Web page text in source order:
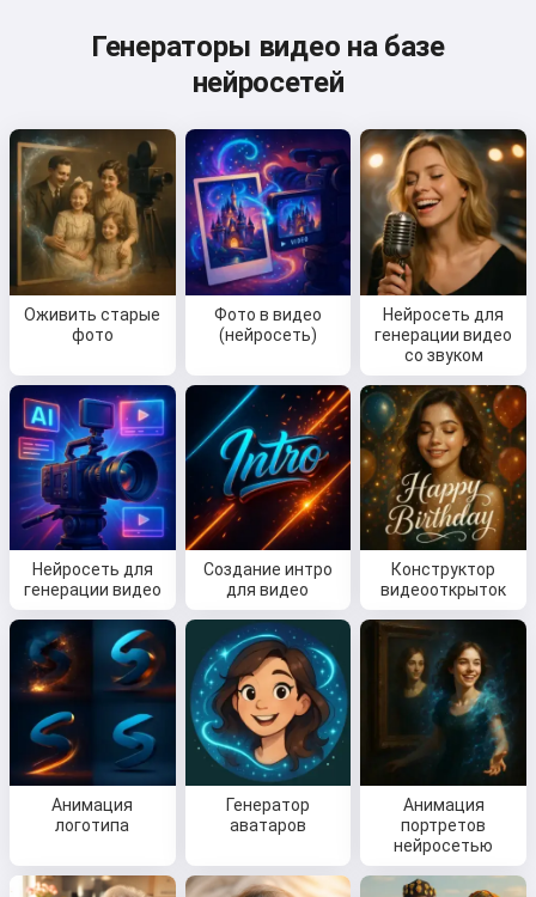
Генераторы видео на базе
нейросетей
Оживить старые
фото
Фото в видео
(нейросеть)
Нейросеть для
генерации видео
со звуком
Нейросеть для
генерации видео
Создание интро
для видео
Конструктор
видеооткрыток
Анимация
логотипа
Генератор
аватаров
Анимация
портретов
нейросетью